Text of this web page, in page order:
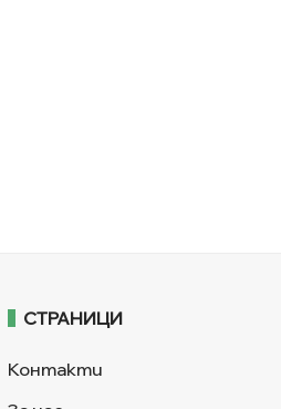
СТРАНИЦИ
Контакти